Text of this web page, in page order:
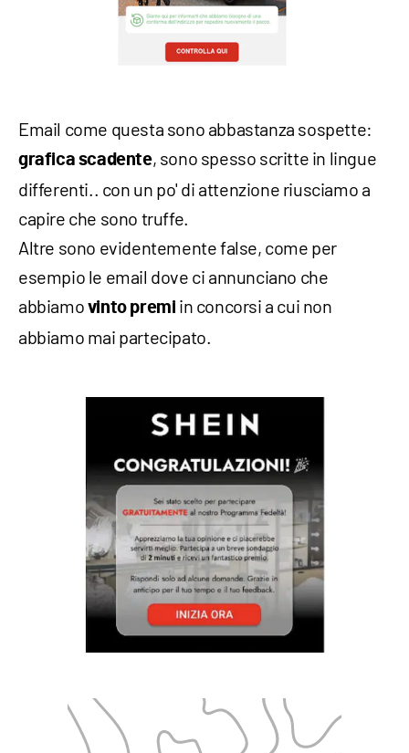
Email come questa sono abbastanza sospette:
grafica scadente, sono spesso scritte in lingue
differenti.. con un po' di attenzione riusciamo a
capire che sono truffe.
Altre sono evidentemente false, come per
esempio le email dove ci annunciano che
abbiamo vinto premi in concorsi a cui non
abbiamo mai partecipato.